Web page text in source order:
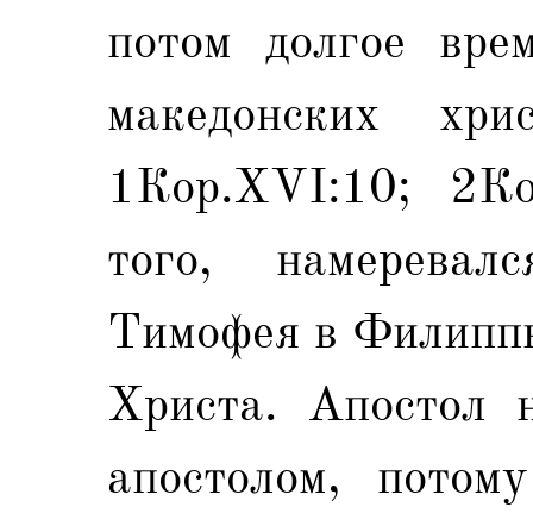
потом долгое
македонских
1Кор.XVI:10;
того,
Тимофея в
Христа. Апостол
апостолом,